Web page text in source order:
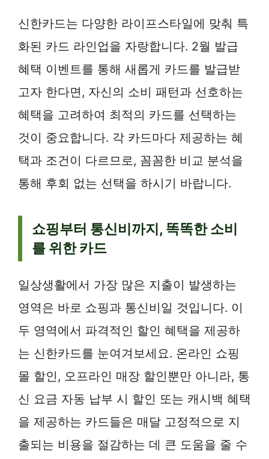
신한카드는 다양한 라이프스타일에 맞춰 특
화된 카드 라인업을 자랑합니다. 2월 발급
혜택 이벤트를 통해 새롭게 카드를 발급받
고자 한다면, 자신의 소비 패턴과 선호하는
혜택을 고려하여 최적의 카드를 선택하는
것이 중요합니다. 각 카드마다 제공하는 혜
택과 조건이 다르므로, 꼼꼼한 비교 분석을
통해 후회 없는 선택을 하시기 바랍니다.
쇼핑부터 통신비까지, 똑똑한 소비
를 위한 카드
일상생활에서 가장 많은 지출이 발생하는
영역은 바로 쇼핑과 통신비일 것입니다. 이
두 영역에서 파격적인 할인 혜택을 제공하
는 신한카드를 눈여겨보세요. 온라인 쇼핑
몰 할인, 오프라인 매장 할인뿐만 아니라, 통
신 요금 자동 납부 시 할인 또는 캐시백 혜택
을 제공하는 카드들은 매달 고정적으로 지
출되는 비용을 절감하는 데 큰 도움을 줄 수